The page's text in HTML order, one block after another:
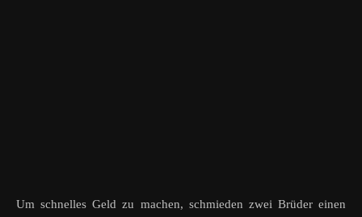
Um schnelles Geld zu machen, schmieden zwei Brüder einen